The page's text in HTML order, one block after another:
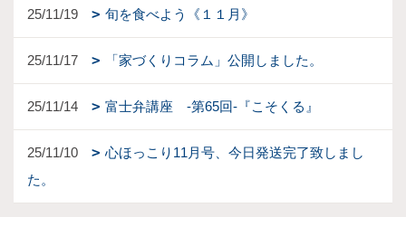
25/11/19 旬を食べよう《１１月》
25/11/17 「家づくりコラム」公開しました。
25/11/14 富士弁講座 -第65回-『こそくる』
25/11/10
心ほっこり11月号、今日発送完了致しまし
た。